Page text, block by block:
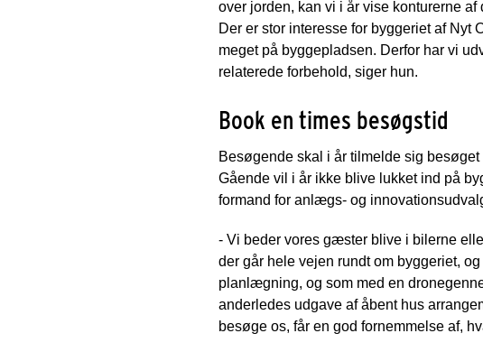
over jorden, kan vi i år vise konturerne
Der er stor interesse for byggeriet af Nyt
meget på byggepladsen. Derfor har vi
relaterede forbehold, siger hun.
Book en times besøgstid
Besøgende skal i år tilmelde sig
Gående vil i år ikke blive lukket ind på
formand for anlægs- og
- Vi beder vores gæster blive i bilerne
der går hele vejen rundt om byggeriet,
planlægning, og som med en
anderledes udgave af åbent hus
besøge os, får en god fornemmelse af,